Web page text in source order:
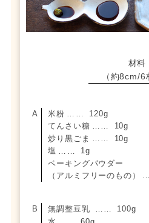
材料
（約8cm/6
米粉 ……
120g
てんさい糖
10g
炒り黒ごま ……
10g
塩
1g
ベーキングパウダー
（アルミフリーのもの）
無調整豆乳
100g